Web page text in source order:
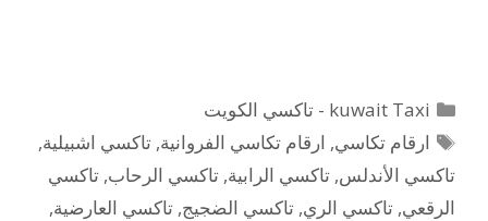
التصنيفات
kuwait Taxi - تاكسي الكويت
الوسوم
ارقام تكاسي, ارقام تكاسي الفروانية,تاكسي اشبيلية,
تاكسي الأندلس, تاكسي الرابية, تاكسي الرحاب, تاكسي
الرقعي, تاكسي الري, تاكسي الضجيج, تاكسي العارضية,